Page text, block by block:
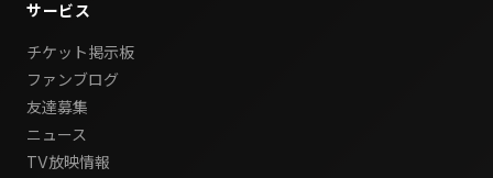
サービス
チケット掲示板
ファンブログ
友達募集
ニュース
TV放映情報